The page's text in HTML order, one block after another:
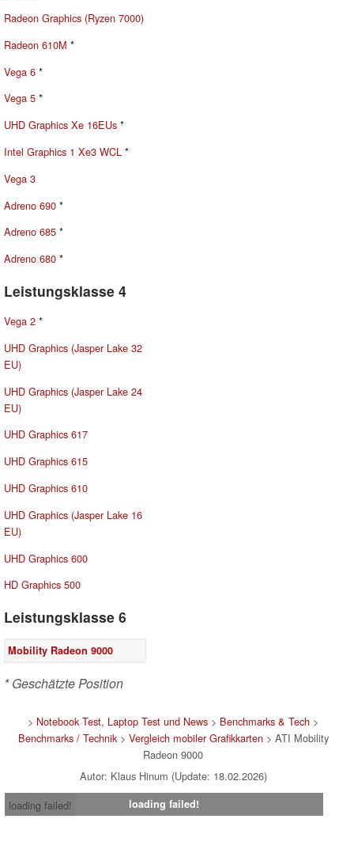
Radeon Graphics (Ryzen 7000)
Radeon 610M *
Vega 6 *
Vega 5 *
UHD Graphics Xe 16EUs *
Intel Graphics 1 Xe3 WCL *
Vega 3
Adreno 690 *
Adreno 685 *
Adreno 680 *
Leistungsklasse 4
Vega 2 *
UHD Graphics (Jasper Lake 32
EU)
UHD Graphics (Jasper Lake 24
EU)
UHD Graphics 617
UHD Graphics 615
UHD Graphics 610
UHD Graphics (Jasper Lake 16
EU)
UHD Graphics 600
HD Graphics 500
Leistungsklasse 6
Mobility Radeon 9000
* Geschätzte Position
> Notebook Test, Laptop Test und News > Benchmarks & Tech >
Benchmarks / Technik> Vergleich mobiler Grafikkarten> ATI Mobility
Radeon 9000
Autor: Klaus Hinum (Update: 18.02.2026)
loading failed!
loading failed!